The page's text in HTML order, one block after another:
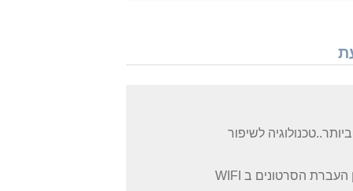
לשיפור
יש דגם נוסף הכולל הקלטת מהירות עי GPS והצגה על גבי מפות גוגל..כמו כן העברת הסרטונים ב WIFI